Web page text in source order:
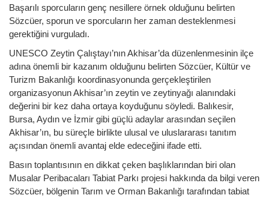
Başarılı sporcuların genç nesillere örnek olduğunu belirten
Sözcüer, sporun ve sporcuların her zaman desteklenmesi
gerektiğini vurguladı.
UNESCO Zeytin Çalıştayı’nın Akhisar’da düzenlenmesinin ilçe
adına önemli bir kazanım olduğunu belirten Sözcüer, Kültür ve
Turizm Bakanlığı koordinasyonunda gerçekleştirilen
organizasyonun Akhisar’ın zeytin ve zeytinyağı alanındaki
değerini bir kez daha ortaya koyduğunu söyledi. Balıkesir,
Bursa, Aydın ve İzmir gibi güçlü adaylar arasından seçilen
Akhisar’ın, bu süreçle birlikte ulusal ve uluslararası tanıtım
açısından önemli avantaj elde edeceğini ifade etti.
Basın toplantısının en dikkat çeken başlıklarından biri olan
Musalar Peribacaları Tabiat Parkı projesi hakkında da bilgi veren
Sözcüer, bölgenin Tarım ve Orman Bakanlığı tarafından tabiat